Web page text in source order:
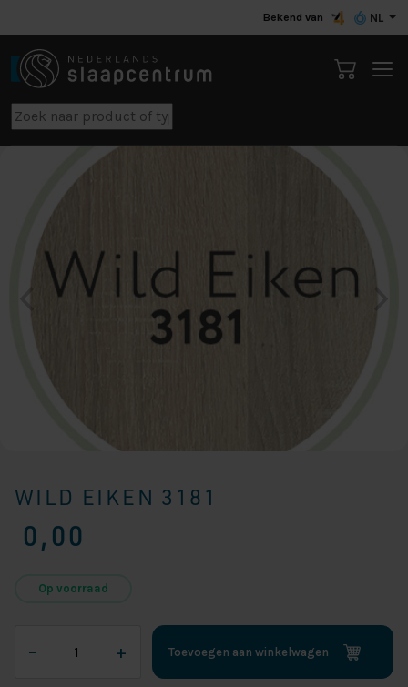
Bekend van NL
WILD EIKEN 3181
0,00
Op voorraad
–
Eiken
+ Toevoegen aan winkelwagen